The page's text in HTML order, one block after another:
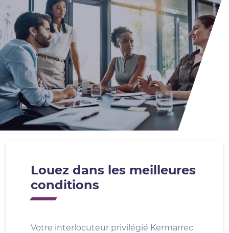
Louez dans les meilleures
conditions
Votre interlocuteur privilégié Kermarrec